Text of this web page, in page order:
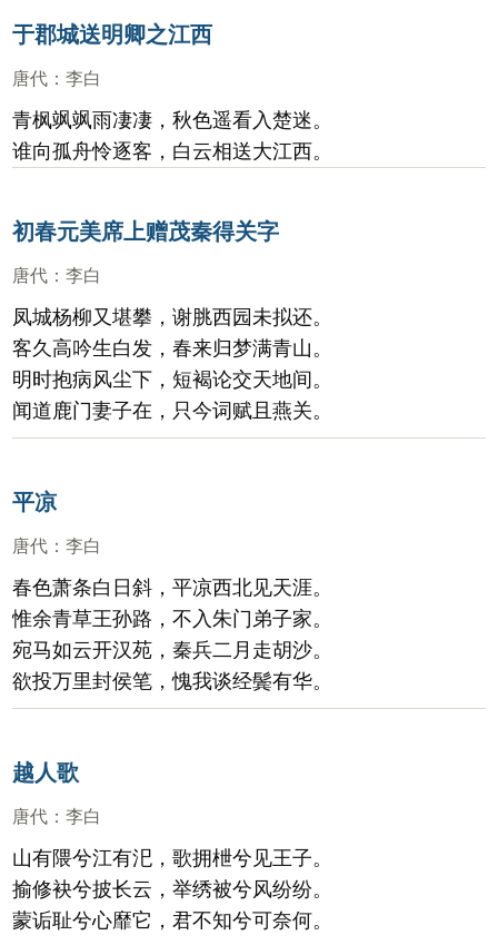
于郡城送明卿之江西
唐代 ： 李白
青枫飒飒雨凄凄，秋色遥看入楚迷。
谁向孤舟怜逐客，白云相送大江西。
初春元美席上赠茂秦得关字
唐代 ： 李白
凤城杨柳又堪攀，谢脁西园未拟还。
客久高吟生白发，春来归梦满青山。
明时抱病风尘下，短褐论交天地间。
闻道鹿门妻子在，只今词赋且燕关。
平凉
唐代 ： 李白
春色萧条白日斜，平凉西北见天涯。
惟余青草王孙路，不入朱门弟子家。
宛马如云开汉苑，秦兵二月走胡沙。
欲投万里封侯笔，愧我谈经鬓有华。
越人歌
唐代 ： 李白
山有隈兮江有汜，歌拥枻兮见王子。
揄修袂兮披长云，举绣被兮风纷纷。
蒙诟耻兮心靡它，君不知兮可奈何。